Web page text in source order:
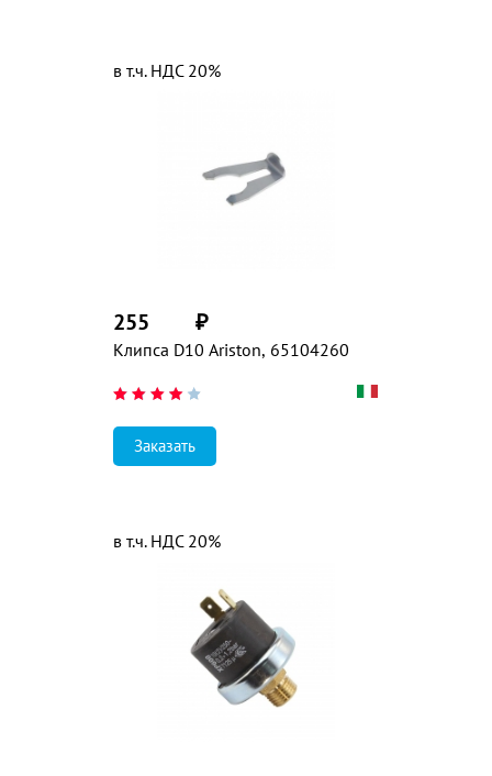
Клипса D10 Ariston, 65104260
255 ₽
в т.ч. НДС 20%
Заказать
в т.ч. НДС 20%